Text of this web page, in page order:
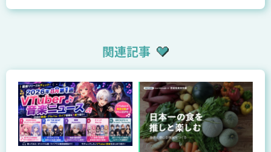
関連記事